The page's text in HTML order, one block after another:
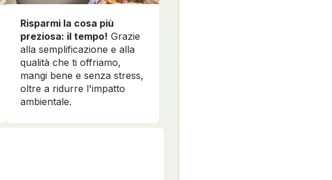
Risparmi la cosa più
preziosa: il tempo! Grazie
alla semplificazione e alla
qualità che ti offriamo,
mangi bene e senza stress,
oltre a ridurre l'impatto
ambientale.